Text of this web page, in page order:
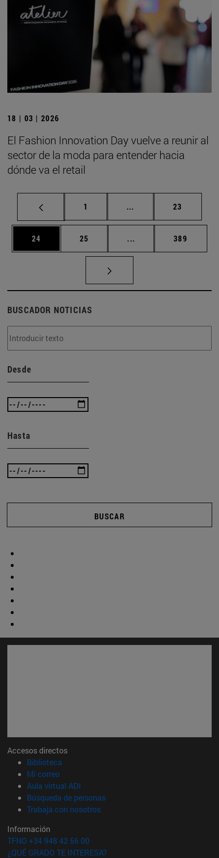
18 | 03 | 2026
El Fashion Innovation Day vuelve a reunir al
sector de la moda para entender hacia
dónde va el retail
Página
1 ... Páginas intermedias
Página
23
Página
24 Página
25 ... Páginas intermedias
Página
389
BUSCADOR NOTICIAS
Desde
Hasta
BUSCAR
Accesos directos
Biblioteca
Mi correo(abre en nueva ventana)
Aula virtual ADI
Búsqueda de personas(abre en nueva ventana)
Trabaja con nosotros(abre en nueva ventana)
Información
TFNO +34 948 42 56 00
¿QUÉ GRADO TE INTERESA?